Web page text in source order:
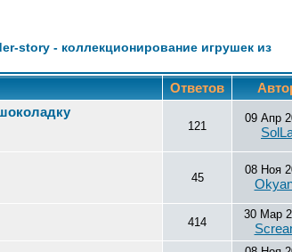
story - коллекционирование игрушек из
Ответов
121
09 Апр
45
08 Ноя
414
30 Мар